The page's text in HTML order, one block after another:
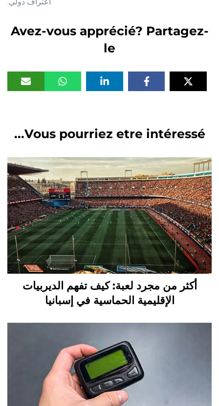
Avez-vous apprécié? Partagez-
le
Vous pourriez etre intéressé...
أكثر من مجرد لعبة: كيف تفهم الديربيات
الإقليمية الحماسية في إسبانيا